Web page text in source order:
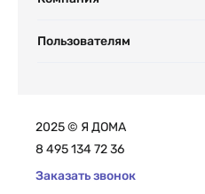
Пользователям
2025 © Я ДОМА
8 495 134 72 36
Заказать звонок